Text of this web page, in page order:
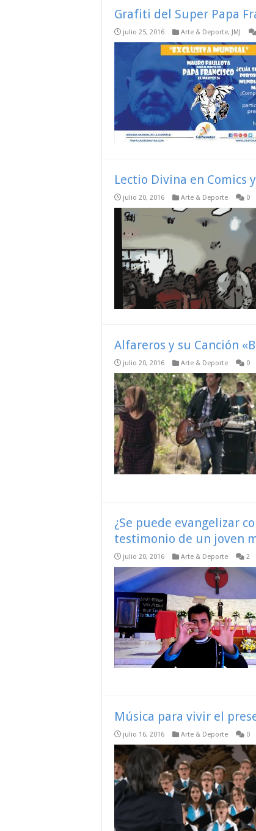
Grafiti del Super Papa
julio 25, 2016 Arte & Deporte, JMJ
Lectio Divina en Comics
julio 20, 2016 Arte & Deporte 0
Alfareros y su Canción
julio 20, 2016 Arte & Deporte 0
¿Se puede evangelizar
testimonio de un joven
julio 20, 2016 Arte & Deporte 2
Música para vivir el
julio 16, 2016 Arte & Deporte 0